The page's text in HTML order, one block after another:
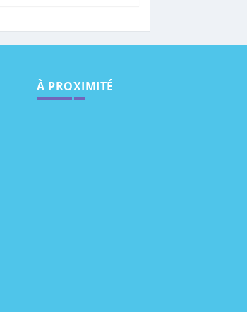
À PROXIMITÉ